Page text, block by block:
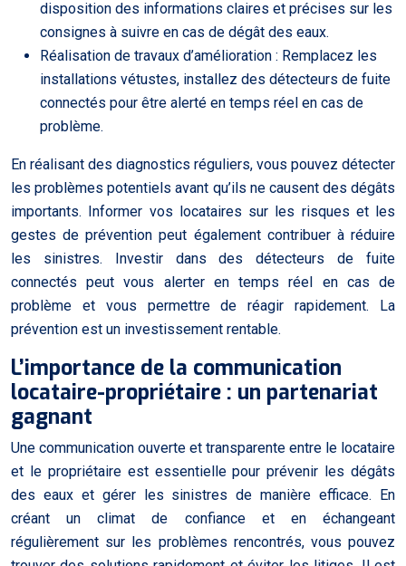
disposition des informations claires et précises sur les
consignes à suivre en cas de dégât des eaux.
Réalisation de travaux d’amélioration : Remplacez les
installations vétustes, installez des détecteurs de fuite
connectés pour être alerté en temps réel en cas de
problème.
En réalisant des diagnostics réguliers, vous pouvez détecter
les problèmes potentiels avant qu’ils ne causent des dégâts
importants. Informer vos locataires sur les risques et les
gestes de prévention peut également contribuer à réduire
les sinistres. Investir dans des détecteurs de fuite
connectés peut vous alerter en temps réel en cas de
problème et vous permettre de réagir rapidement. La
prévention est un investissement rentable.
L’importance de la communication
locataire-propriétaire : un partenariat
gagnant
Une communication ouverte et transparente entre le locataire
et le propriétaire est essentielle pour prévenir les dégâts
des eaux et gérer les sinistres de manière efficace. En
créant un climat de confiance et en échangeant
régulièrement sur les problèmes rencontrés, vous pouvez